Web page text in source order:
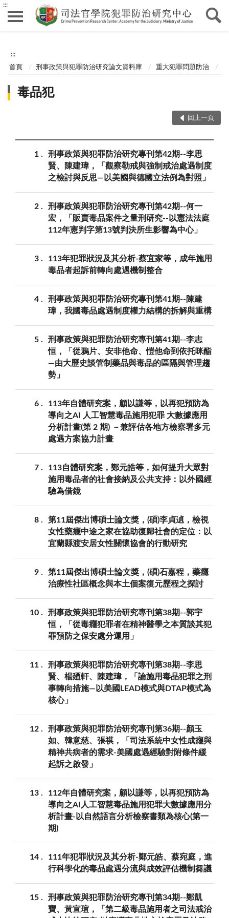
:::
:::
首頁 刑事政策與犯罪防治研究論文資料庫 重大犯罪問題防治
毒品犯
回上一頁
1
刑事政策與犯罪防治研究專刊第42期--李思
賢、陳建瑋，「觀察勒戒與強制戒治處遇制度
之檢討與反思—以美國與德國立法例為對照」
2
刑事政策與犯罪防治研究專刊第42期--何一
宏，「販賣毒品案件之量刑研究--以憲法法庭
112年憲判字第13號判決所生影響為中心」
3
113年犯罪狀況及其分析-蔡宜家等，成年施用
毒品者起訴前轉向處遇機制整合
4
刑事政策與犯罪防治研究專刊第41期--陳建
瑋，我國毒品處遇制度權力結構的拆解與重構
5
刑事政策與犯罪防治研究專刊第41期--李志
恒，「從鴉片、安非他命、愷他命到依托咪酯
—由大歷史談管制藥品與毒品的區隔與管理趨
勢」
6
113年自體研究案，顧以謙等，以再犯預防為
導向之AI 人工智慧毒品施用犯罪 大數據應用
分析計畫(第 2 期) －兼評估各地方檢察署多元
處遇方案協力計畫
7
113自體研究案，鄭元皓等，如何提升大眾對
施用毒品者的社會接納及公共支持：以外國經
驗為借鏡
8
第11屆傑出博碩士論文獎，(碩)李貞遉，檢視
女性藥癮中途之家在協助復歸社會的定位：以
宜蘭縣渡安居女性關懷協會的行動研究
9
第11屆傑出博碩士論文獎，(碩)石嘉程，藥癮
治療性社區概念與本土個案復元歷程之探討
10
刑事政策與犯罪防治研究專刊第38期--郭宇
恒，「從毒癮犯罪者在精神醫學之本質談其犯
罪預防之保安處分運用」
11
刑事政策與犯罪防治研究專刊第38期--李思
賢、楊廼軒、陳建瑋，「論施用毒品犯罪之刑
事轉向措施—以美國LEAD模式與DTAP模式為
核心」
12
刑事政策與犯罪防治研究專刊第36期--顏玉
如、韓意慈、張祺，「司法系統中女性成癮與
精神共病者的需求-美國處遇經驗對附條件緩
起訴之啟發」
13
112年自體研究案，顧以謙等，以再犯預防為
導向之AI人工智慧毒品施用犯罪大數據應用分
析計畫-以自然語言分析檢察書類為核心(第一
期)
14
111年犯罪狀況及其分析-鄭元皓、蔡宛庭，進
行科學化的毒品處遇分流與成效評估機制芻議
15
刑事政策與犯罪防治研究專刊第34期--鄭凱
寶、黃宣瑄，「第二級毒品施用者之司法戒治